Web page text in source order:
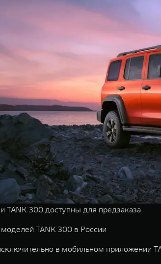
TANK 300 доступны для предзаказа
TANK 300 в России
в мобильном приложении